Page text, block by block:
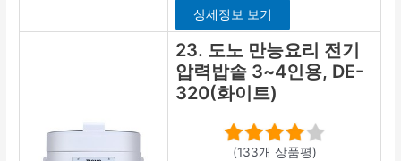
상세정보 보기
23. 도노 만능요리 전기
압력밥솥 3~4인용, DE-
320(화이트)
(133개 상품평)